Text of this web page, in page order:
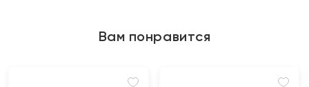
Вам понравится